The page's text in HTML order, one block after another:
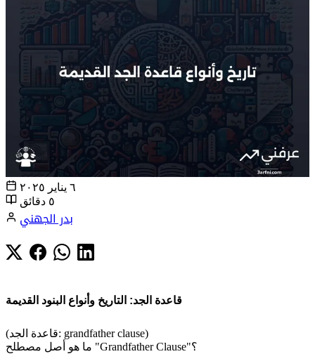
٦ يناير ٢٠٢٥
٥ دقائق
بدر الجهني
قاعدة الجد: التاريخ وأنواع البنود القديمة
(قاعدة الجد: grandfather clause)
ما هو أصل مصطلح "Grandfather Clause"؟